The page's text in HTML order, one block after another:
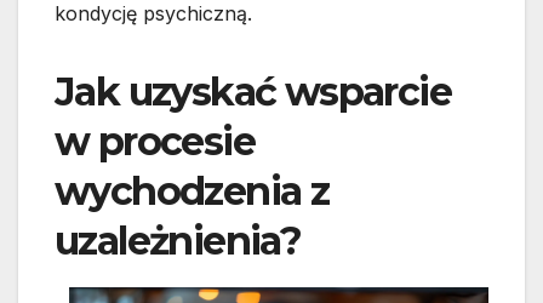
kondycję psychiczną.
Jak uzyskać wsparcie
w procesie
wychodzenia z
uzależnienia?